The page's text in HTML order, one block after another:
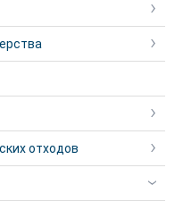
отходов